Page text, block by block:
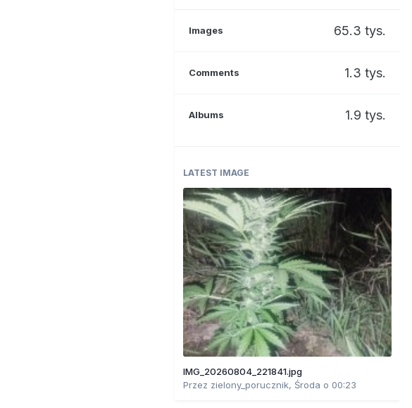
Images 65.3 tys.
Comments 1.3 tys.
Albums 1.9 tys.
LATEST IMAGE
IMG_20260804_221841.jpg
Przez zielony_porucznik, Środa o 00:23